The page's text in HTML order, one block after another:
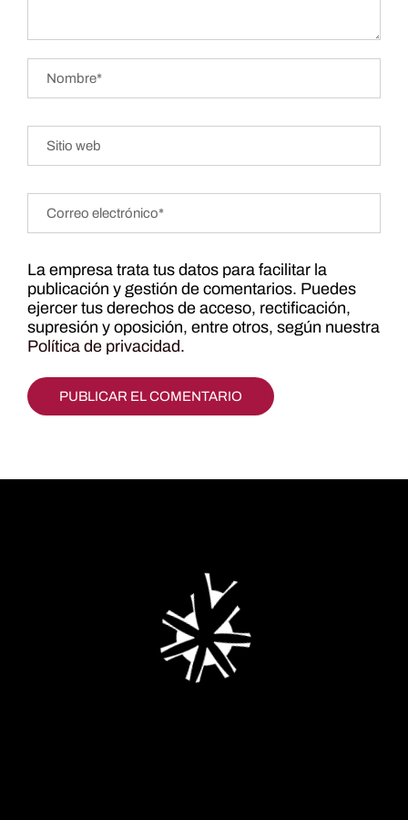
La empresa trata tus datos para facilitar la
publicación y gestión de comentarios. Puedes
ejercer tus derechos de acceso, rectificación,
supresión y oposición, entre otros, según nuestra
Política de privacidad.